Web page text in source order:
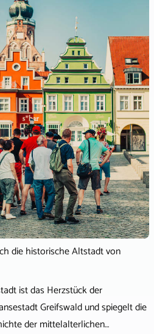
die historische Altstadt von
ist das Herzstück der
Greifswald und spiegelt die
der mittelalterlichen…